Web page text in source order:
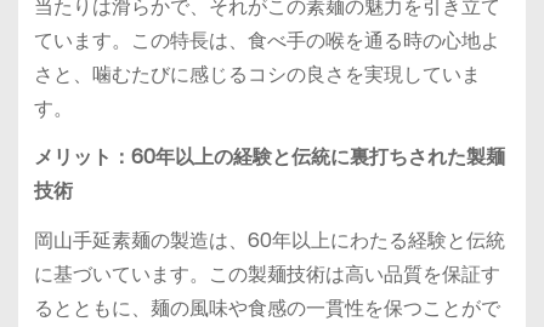
当たりは滑らかで、それがこの素麺の魅力を引き立て
ています。この特長は、食べ手の喉を通る時の心地よ
さと、噛むたびに感じるコシの良さを実現していま
す。
メリット：60年以上の経験と伝統に裏打ちされた製麺
技術
岡山手延素麺の製造は、60年以上にわたる経験と伝統
に基づいています。この製麺技術は高い品質を保証す
るとともに、麺の風味や食感の一貫性を保つことがで